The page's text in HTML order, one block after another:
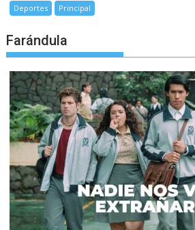
Deportes Principal
Farándula